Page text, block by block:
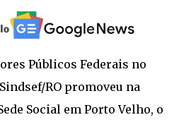
Públicos Federais no
RO promoveu na
Social em Porto Velho, o